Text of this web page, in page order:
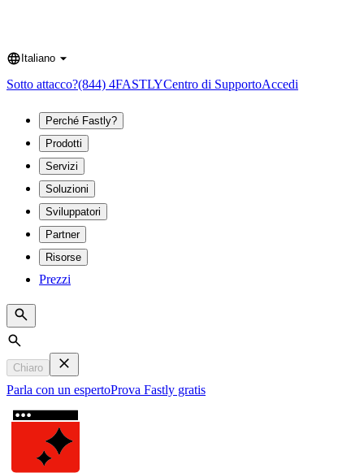
Language
Italiano
Sotto attacco?(844) 4FASTLYCentro di SupportoAccedi
Perché Fastly?
Prodotti
Servizi
Soluzioni
Sviluppatori
Partner
Risorse
Prezzi
Search
Chiaro
Parla con un espertoProva Fastly gratis